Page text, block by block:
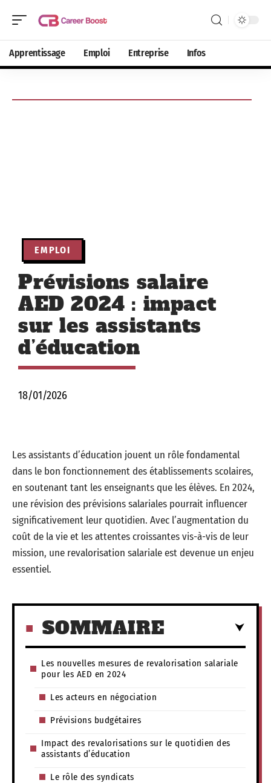
Apprentissage Emploi Entreprise Infos
EMPLOI
Prévisions salaire
AED 2024 : impact
sur les assistants
d’éducation
18/01/2026
Les assistants d’éducation jouent un rôle fondamental
dans le bon fonctionnement des établissements scolaires,
en soutenant tant les enseignants que les élèves. En 2024,
une révision des prévisions salariales pourrait influencer
significativement leur quotidien. Avec l’augmentation du
coût de la vie et les attentes croissantes vis-à-vis de leur
mission, une revalorisation salariale est devenue un enjeu
essentiel.
SOMMAIRE
Les nouvelles mesures de revalorisation salariale
pour les AED en 2024
Les acteurs en négociation
Prévisions budgétaires
Impact des revalorisations sur le quotidien des
assistants d’éducation
Le rôle des syndicats